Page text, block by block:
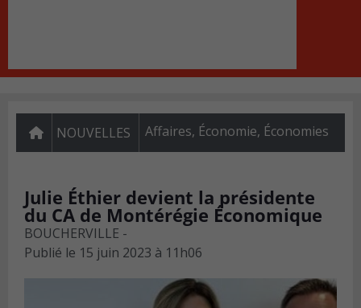
NOUVELLES Affaires, Économie, Économies
Julie Éthier devient la présidente
du CA de Montérégie Économique
BOUCHERVILLE -
Publié le 15 juin 2023 à 11h06